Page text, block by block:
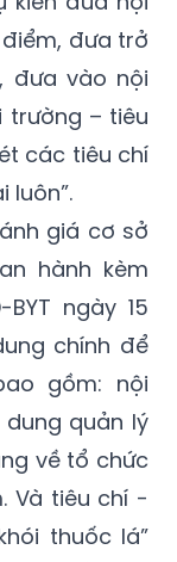
đưa vào nội
trường – tiêu
các tiêu chí
luôn”.
giá cơ sở
hành kèm
ngày 15
chính để
gồm: nội
quản lý
về tổ chức
Và tiêu chí -
thuốc lá”
điểm và
5 điểm của